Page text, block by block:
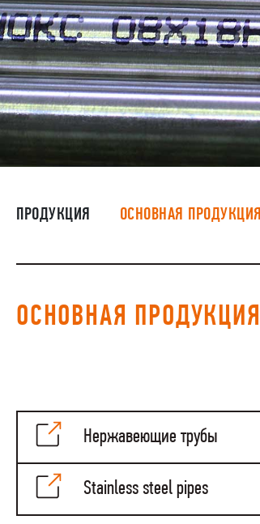
ПРОДУКЦИЯ ОСНОВНАЯ ПРОДУКЦИЯ
ОСНОВНАЯ ПРОДУКЦИЯ
Нержавеющие трубы
Stainless steel pipes